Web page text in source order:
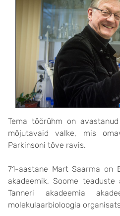
Tema töörühm on
mõjutavaid valke, mis
Parkinsoni tõve ravis.
71-aastane Mart Saarma on
akadeemik, Soome
Tanneri akadeemia
molekulaarbioloogia